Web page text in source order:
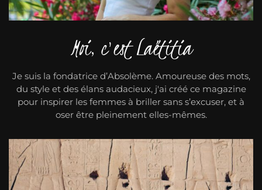
Moi, c'est Laëtitia
Je suis la fondatrice d’Absolème. Amoureuse des mots,
du style et des élans audacieux, j'ai créé ce magazine
pour inspirer les femmes à briller sans s’excuser, et à
oser être pleinement elles-mêmes.